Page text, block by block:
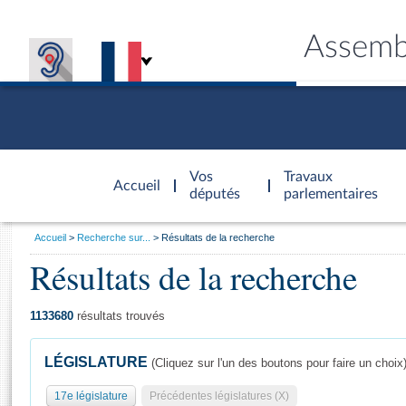
Accueil
d'accueil
Vos
députés
Travaux
parlementaires
Général
Vous
Accueil Recherche sur... Résultats de la recherche
Résultats de la recherche
1133680 résultats trouvés
LÉGISLATURE (Cliquez sur l'un des boutons pour faire un choix)
17e législature Précédentes législatures (X)